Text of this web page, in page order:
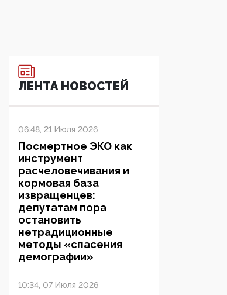
ЛЕНТА НОВОСТЕЙ
06:48, 21 Июля 2026
Посмертное ЭКО как
инструмент
расчеловечивания и
кормовая база
извращенцев:
депутатам пора
остановить
нетрадиционные
методы «спасения
демографии»
10:34, 07 Июля 2026